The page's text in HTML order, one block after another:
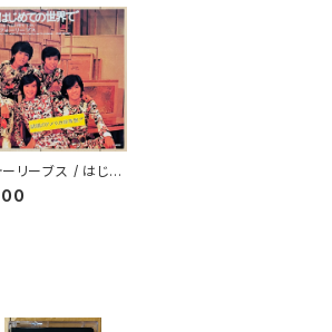
ーリーブス / はじめ
世界で